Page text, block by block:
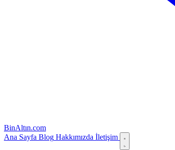
BinAltın.com
Ana Sayfa Blog Hakkımızda İletişim